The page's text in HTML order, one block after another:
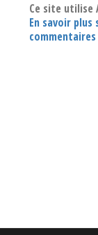
Ce site utilise
En savoir plus